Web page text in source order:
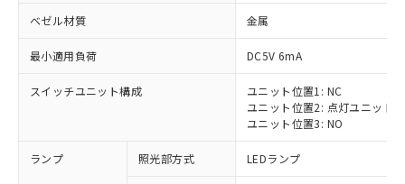
ベゼル材質 金属
最小適用負荷 DC5V 6mA
スイッチユニット構成
ユニット位置1: NC
ユニット位置2: 点灯ユニット
ユニット位置3: NO
ランプ 照光部方式 LEDランプ